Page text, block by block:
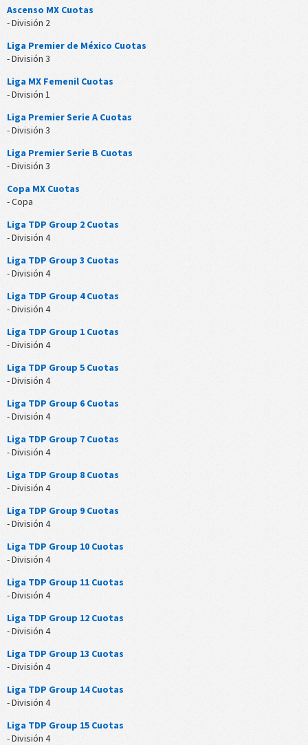
Ascenso MX Cuotas
- División 2
Liga Premier de México Cuotas
- División 3
Liga MX Femenil Cuotas
- División 1
Liga Premier Serie A Cuotas
- División 3
Liga Premier Serie B Cuotas
- División 3
Copa MX Cuotas
- Copa
Liga TDP Group 2 Cuotas
- División 4
Liga TDP Group 3 Cuotas
- División 4
Liga TDP Group 4 Cuotas
- División 4
Liga TDP Group 1 Cuotas
- División 4
Liga TDP Group 5 Cuotas
- División 4
Liga TDP Group 6 Cuotas
- División 4
Liga TDP Group 7 Cuotas
- División 4
Liga TDP Group 8 Cuotas
- División 4
Liga TDP Group 9 Cuotas
- División 4
Liga TDP Group 10 Cuotas
- División 4
Liga TDP Group 11 Cuotas
- División 4
Liga TDP Group 12 Cuotas
- División 4
Liga TDP Group 13 Cuotas
- División 4
Liga TDP Group 14 Cuotas
- División 4
Liga TDP Group 15 Cuotas
- División 4